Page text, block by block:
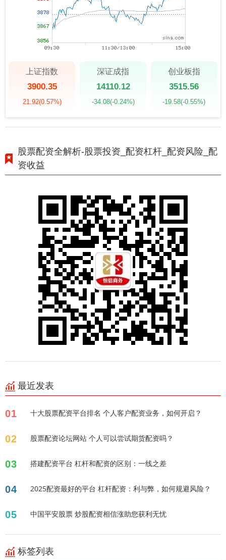
上证指数
3900.35
21.92(0.57%)
深证成指
14110.12
-34.08(-0.24%)
创业板指
3515.56
-19.58(-0.55%)
股票配资全解析-股票投资_配资杠杆_配资风险_配
资收益
最近发表
01 十大股票配资平台排名 个人客户配资业务，如何开启？
02 股票配资论坛网站 个人可以尝试期货配资吗？
03 搭建配资平台 杠杆和配资的区别：一线之差
04 2025配资最好的平台 杠杆配资：利与弊，如何规避风险？
05 中国平安股票 炒股配资相信涨助您获利无忧
标签列表